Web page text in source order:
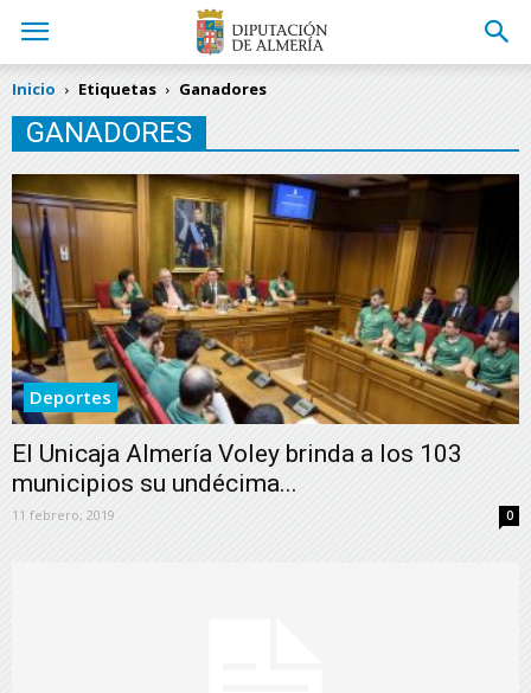
Inicio Etiquetas Ganadores
GANADORES
Deportes
El Unicaja Almería Voley brinda a los 103
municipios su undécima...
11 febrero, 2019 0